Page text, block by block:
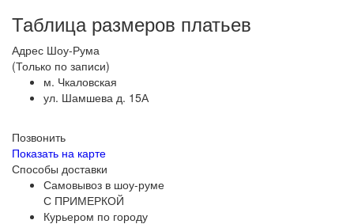
Таблица размеров платьев
Адрес Шоу-Рума
(Только по записи)
м. Чкаловская
ул. Шамшева д. 15А
Позвонить
Показать на карте
Способы доставки
Самовывоз в шоу-руме
С ПРИМЕРКОЙ
Курьером по городу